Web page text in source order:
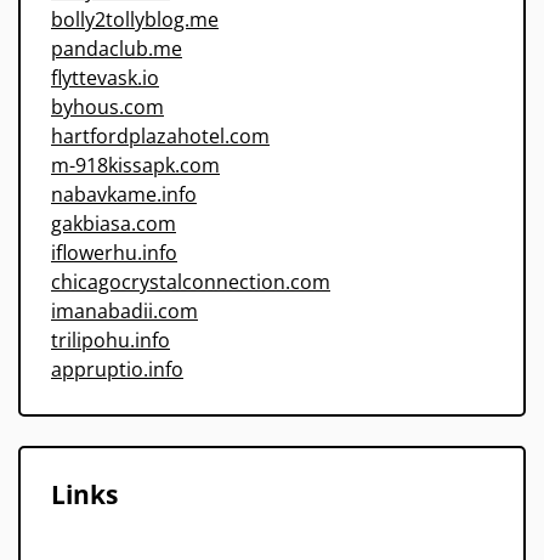
bolly2tollyblog.me
pandaclub.me
flyttevask.io
byhous.com
hartfordplazahotel.com
m-918kissapk.com
nabavkame.info
gakbiasa.com
iflowerhu.info
chicagocrystalconnection.com
imanabadii.com
trilipohu.info
appruptio.info
Links